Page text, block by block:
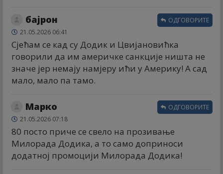
бајрон
21.05.2026 06:41
Сјећам се кад су Додик и Цвијановићка
говорили да им америчке санкције ништа не
значе јер немају намјеру ићи у Америку! А сад
мало, мало па тамо.
ОДГОВОРИТЕ
Марко
21.05.2026 07:18
80 посто приче се свело на прозивање
Милорада Додика, а то само доприноси
додатној промоцији Милорада Додика!
ОДГОВОРИТЕ